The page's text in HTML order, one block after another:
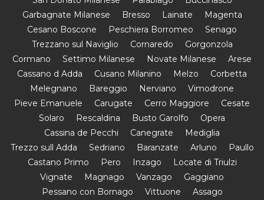
Garbagnate Milanese
Bresso Lainate
Magenta
Cesano Boscone
Peschiera Borromeo
Senago
Trezzano sul Naviglio
Cornaredo
Gorgonzola
Cormano
Settimo Milanese Novate Milanese
Arese
Cassano d Adda
Cusano Milanino Melzo
Corbetta
Melegnano
Bareggio Nerviano
Vimodrone
Pieve Emanuele
Carugate Cerro Maggiore
Cesate
Solaro
Rescaldina Busto Garolfo
Opera
Cassina de Pecchi
Canegrate
Mediglia
Trezzo sull Adda
Sedriano Baranzate Arluno
Paullo
Castano Primo
Pero Inzago
Locate di Triulzi
Vignate
Magnago Vanzago
Gaggiano
Pessano con Bornago
Vittuone
Assago